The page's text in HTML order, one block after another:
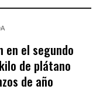
el segundo
de plátano
de año